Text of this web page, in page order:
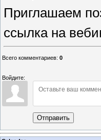
Приглашаем
ссылка на
Всего комментариев: 0
Войдите:
Отправить